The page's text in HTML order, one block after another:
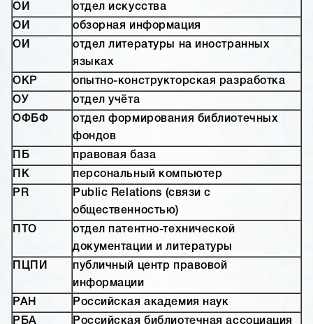
ОИ
отдел искусства
ОИ
обзорная информация
ОИ
отдел литературы на иностранных
языках
ОКР
опытно-конструкторская разработка
ОУ
отдел учёта
ОФБФ
отдел формирования библиотечных
фондов
ПБ
правовая база
ПК
персональный компьютер
PR
Public Relations (связи с
общественностью)
ПТО
отдел патентно-технической
документации и литературы
ПЦПИ
публичный центр правовой
информации
РАН
Российская академия наук
РБА
Российская библиотечная ассоциация